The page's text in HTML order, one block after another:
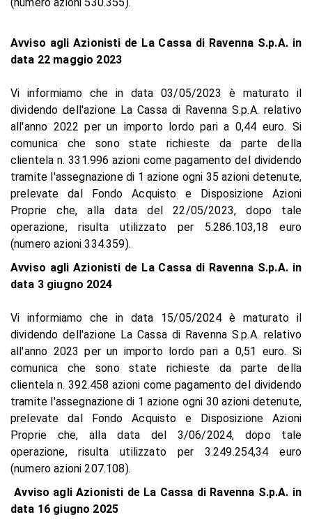
Avviso agli Azionisti de La Cassa di Ravenna S.p.A. in
data 22 maggio 2023
Vi informiamo che in data 03/05/2023 è maturato il
dividendo dell'azione La Cassa di Ravenna S.p.A. relativo
all'anno 2022 per un importo lordo pari a 0,44 euro. Si
comunica che sono state richieste da parte della
clientela n. 331.996 azioni come pagamento del dividendo
tramite l'assegnazione di 1 azione ogni 35 azioni detenute,
prelevate dal Fondo Acquisto e Disposizione Azioni
Proprie che, alla data del 22/05/2023, dopo tale
operazione, risulta utilizzato per 5.286.103,18 euro
(numero azioni 334.359).
Avviso agli Azionisti de La Cassa di Ravenna S.p.A. in
data 3 giugno 2024
Vi informiamo che in data 15/05/2024 è maturato il
dividendo dell'azione La Cassa di Ravenna S.p.A. relativo
all'anno 2023 per un importo lordo pari a 0,51 euro. Si
comunica che sono state richieste da parte della
clientela n. 392.458 azioni come pagamento del dividendo
tramite l'assegnazione di 1 azione ogni 30 azioni detenute,
prelevate dal Fondo Acquisto e Disposizione Azioni
Proprie che, alla data del 3/06/2024, dopo tale
operazione, risulta utilizzato per 3.249.254,34 euro
(numero azioni 207.108).
Avviso agli Azionisti de La Cassa di Ravenna S.p.A. in
data 16 giugno 2025